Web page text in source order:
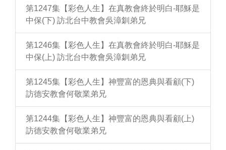
第1247集【彩色人生】在真教會終於明白-耶穌是
中保(下) 訪北台中教會吳漳釧弟兄
第1246集【彩色人生】在真教會終於明白-耶穌是
中保(上) 訪北台中教會吳漳釧弟兄
第1245集【彩色人生】神豐富的恩典與看顧(下)
訪德安教會何敬業弟兄
第1244集【彩色人生】神豐富的恩典與看顧(上)
訪德安教會何敬業弟兄